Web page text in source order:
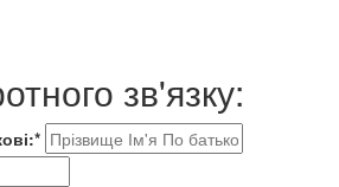
зв'язку: